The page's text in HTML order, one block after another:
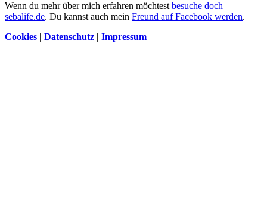
Wenn du mehr über mich erfahren möchtest besuche doch
sebalife.de. Du kannst auch mein Freund auf Facebook werden.
Cookies | Datenschutz | Impressum